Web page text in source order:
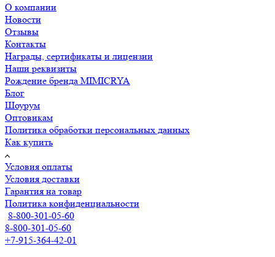
О компании
Новости
Отзывы
Контакты
Награды, сертификаты и лицензии
Наши реквизиты
Рождение бренда MIMICRYA
Блог
Шоурум
Оптовикам
Политика обработки персональных данных
Как купить
Условия оплаты
Условия доставки
Гарантия на товар
Политика конфиденциальности
8-800-301-05-60
8-800-301-05-60
+7-915-364-42-01